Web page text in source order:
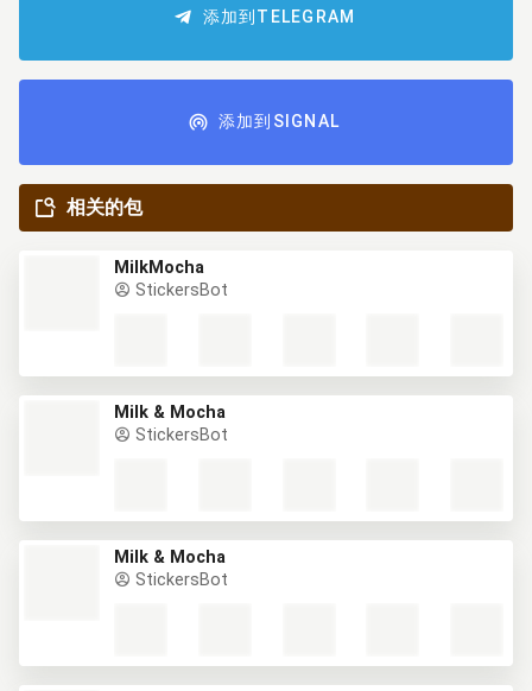
添加到TELEGRAM
添加到SIGNAL
相关的包
MilkMocha
StickersBot
Milk & Mocha
StickersBot
Milk & Mocha
StickersBot